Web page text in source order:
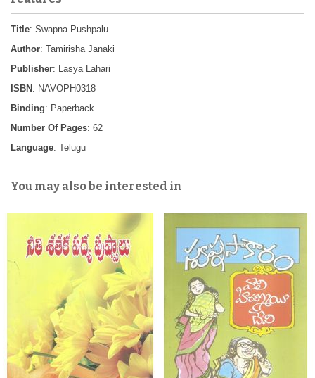
Title: Swapna Pushpalu
Author: Tamirisha Janaki
Publisher: Lasya Lahari
ISBN : NAVOPH0318
Binding: Paperback
Number Of Pages: 62
Language: Telugu
You may also be interested in